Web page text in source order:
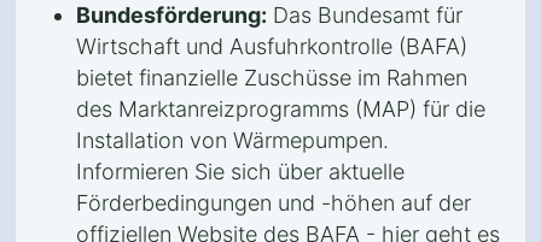
Bundesförderung: Das Bundesamt für
Wirtschaft und Ausfuhrkontrolle (BAFA)
bietet finanzielle Zuschüsse im Rahmen
des Marktanreizprogramms (MAP) für die
Installation von Wärmepumpen.
Informieren Sie sich über aktuelle
Förderbedingungen und -höhen auf der
offiziellen Website des BAFA - hier geht es